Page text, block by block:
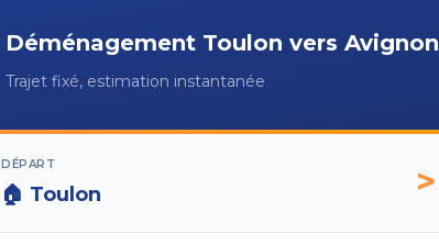
Déménagement Toulon vers Avignon
Trajet fixé, estimation instantanée
DÉPART
🏠 Toulon >